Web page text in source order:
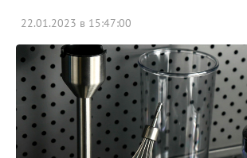
22.01.2023 в 15:47:00